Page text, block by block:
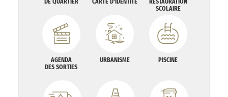
SCOLAIRE
AGENDA
DES SORTIES
URBANISME PISCINE